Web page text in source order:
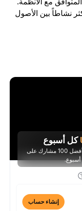
بين الأصول
أسبوع
تقدّم في لوحة المتصدرين الأسبوعية! سيحصل أفضل 100 مشارك على
إنشاء حساب